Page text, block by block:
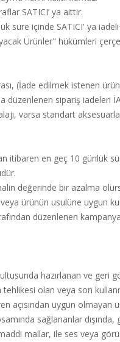
SATICI’ ya aittir.
süre içinde SATICI' ya
Ürünler" hükümleri
(İade edilmek istenen
düzenlenen sipariş iadeleri
varsa standart
itibaren en geç 10 günlük
değerinde bir azalma
ürünün usulüne uygun
düzenlenen
hazırlanan ve
olan veya son
açısından uygun
sağlananlar
mallar, ile ses veya